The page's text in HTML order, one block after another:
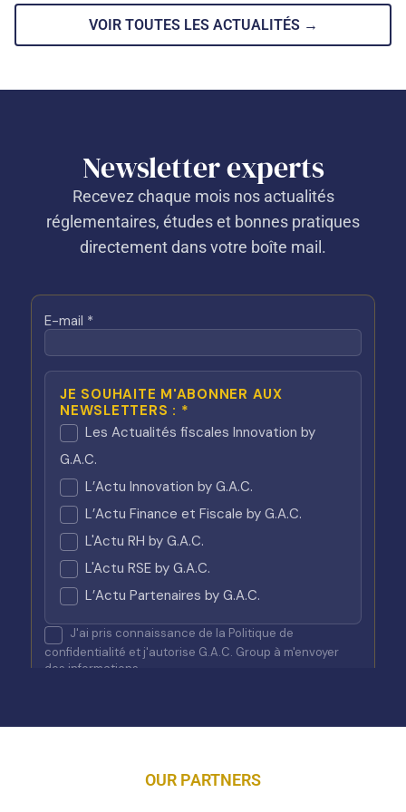
VOIR TOUTES LES ACTUALITÉS →
Newsletter experts
Recevez chaque mois nos actualités
réglementaires, études et bonnes pratiques
directement dans votre boîte mail.
OUR PARTNERS